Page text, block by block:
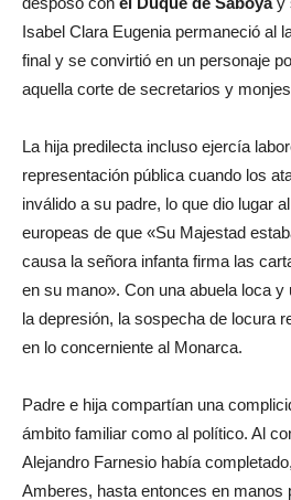
Isabel Clara Eugenia permaneció al
final y se convirtió en un personaje
aquella corte de secretarios y
La hija predilecta incluso ejercía
representación pública cuando los
inválido a su padre, lo que dio lugar
europeas de que «Su Majestad
causa la señora infanta firma las
en su mano». Con una abuela loca
la depresión, la sospecha de locura
en lo concerniente al Monarca.
Padre e hija compartían una
ámbito familiar como al político. Al
Alejandro Farnesio había
Amberes, hasta entonces en manos